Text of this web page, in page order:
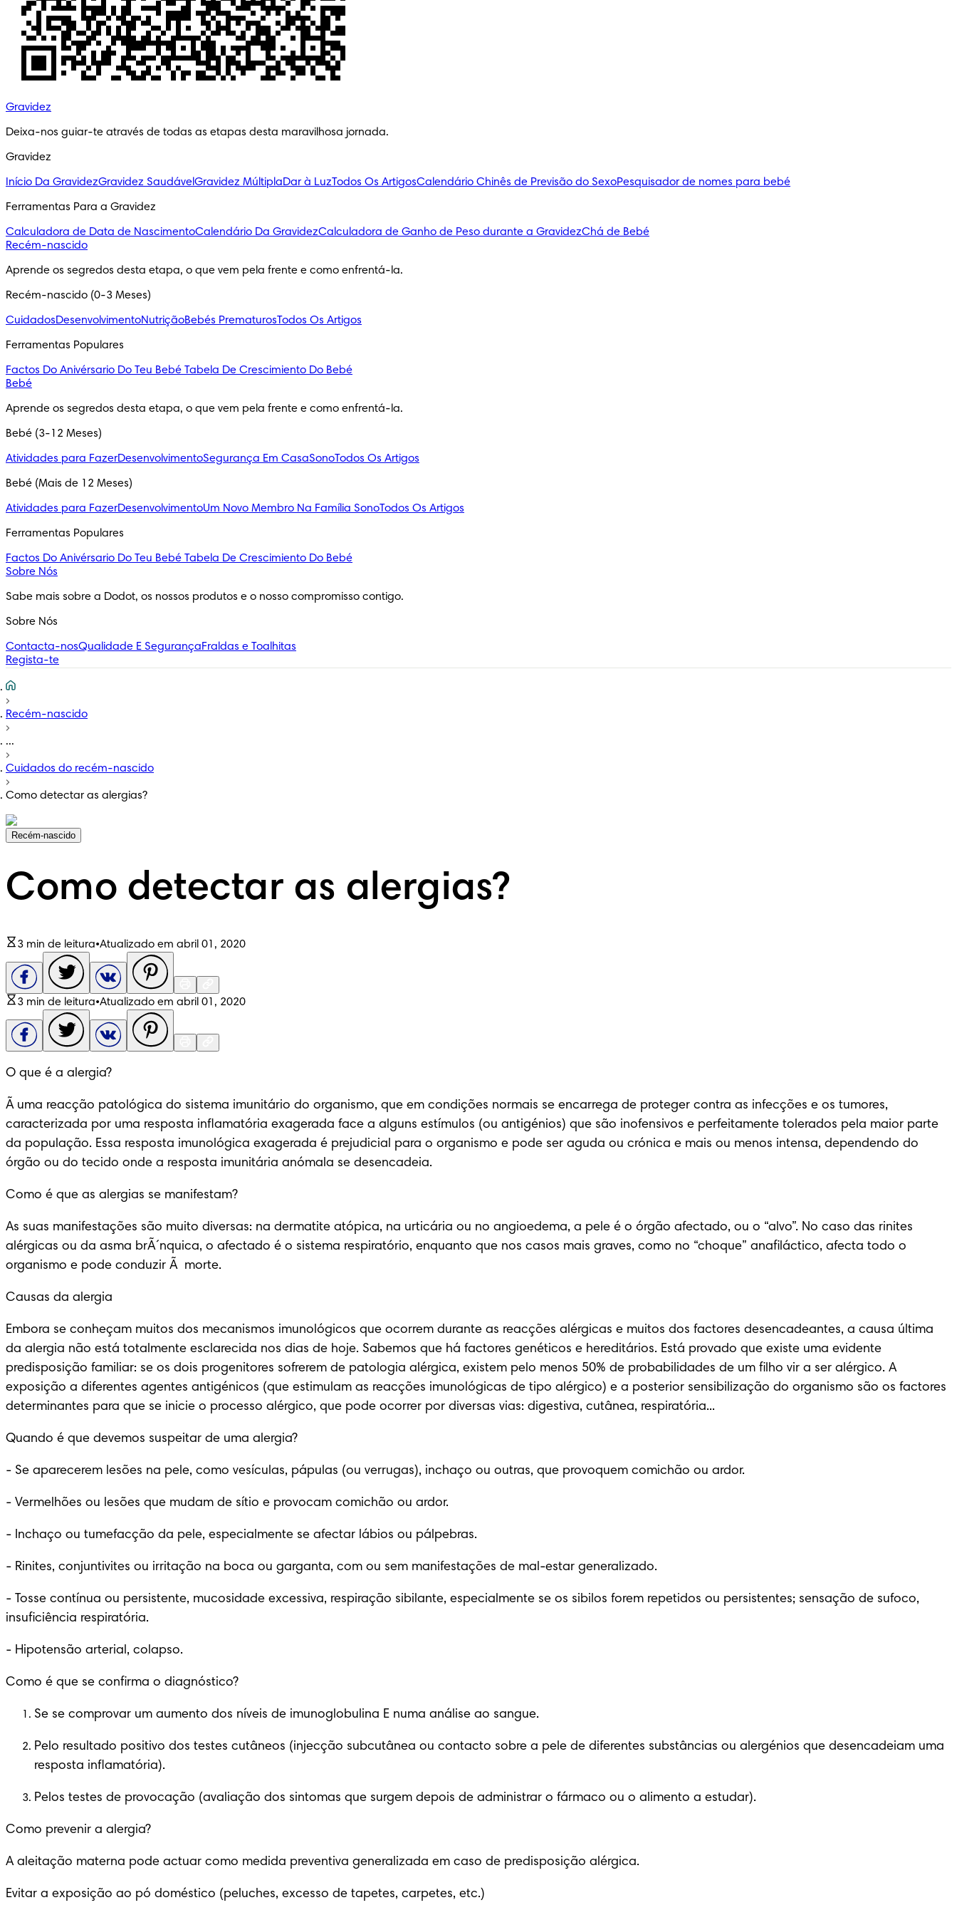
Gravidez
Deixa-nos guiar-te através de todas as etapas desta maravilhosa jornada.
Gravidez
Início Da GravidezGravidez SaudávelGravidez MúltiplaDar à LuzTodos Os ArtigosCalendário Chinês de Previsão do SexoPesquisador de nomes para bebé
Ferramentas Para a Gravidez
Calculadora de Data de NascimentoCalendário Da GravidezCalculadora de Ganho de Peso durante a GravidezChá de Bebé
Recém-nascido
Aprende os segredos desta etapa, o que vem pela frente e como enfrentá-la.
Recém-nascido (0-3 Meses)
CuidadosDesenvolvimentoNutriçãoBebés PrematurosTodos Os Artigos
Ferramentas Populares
Factos Do Anivérsario Do Teu Bebé Tabela De Crescimiento Do Bebé
Bebé
Aprende os segredos desta etapa, o que vem pela frente e como enfrentá-la.
Bebé (3-12 Meses)
Atividades para FazerDesenvolvimentoSegurança Em CasaSonoTodos Os Artigos
Bebé (Mais de 12 Meses)
Atividades para FazerDesenvolvimentoUm Novo Membro Na Família SonoTodos Os Artigos
Ferramentas Populares
Factos Do Anivérsario Do Teu Bebé Tabela De Crescimiento Do Bebé
Sobre Nós
Sabe mais sobre a Dodot, os nossos produtos e o nosso compromisso contigo.
Sobre Nós
Contacta-nosQualidade E SegurançaFraldas e Toalhitas
Regista-te
Recém-nascido
...
Cuidados do recém-nascido
Como detectar as alergias?
Recém-nascido
Como detectar as alergias?
3 min de leitura•Atualizado em abril 01, 2020
3 min de leitura•Atualizado em abril 01, 2020
O que é a alergia?
Ã uma reacção patológica do sistema imunitário do organismo, que em condições normais se encarrega de proteger contra as infecções e os tumores,
caracterizada por uma resposta inflamatória exagerada face a alguns estímulos (ou antigénios) que são inofensivos e perfeitamente tolerados pela maior parte
da população. Essa resposta imunológica exagerada é prejudicial para o organismo e pode ser aguda ou crónica e mais ou menos intensa, dependendo do
órgão ou do tecido onde a resposta imunitária anómala se desencadeia.
Como é que as alergias se manifestam?
As suas manifestações são muito diversas: na dermatite atópica, na urticária ou no angioedema, a pele é o órgão afectado, ou o “alvo”. No caso das rinites
alérgicas ou da asma brÃ´nquica, o afectado é o sistema respiratório, enquanto que nos casos mais graves, como no “choque” anafiláctico, afecta todo o
organismo e pode conduzir Ã  morte.
Causas da alergia
Embora se conheçam muitos dos mecanismos imunológicos que ocorrem durante as reacções alérgicas e muitos dos factores desencadeantes, a causa última
da alergia não está totalmente esclarecida nos dias de hoje. Sabemos que há factores genéticos e hereditários. Está provado que existe uma evidente
predisposição familiar: se os dois progenitores sofrerem de patologia alérgica, existem pelo menos 50% de probabilidades de um filho vir a ser alérgico. A
exposição a diferentes agentes antigénicos (que estimulam as reacções imunológicas de tipo alérgico) e a posterior sensibilização do organismo são os factores
determinantes para que se inicie o processo alérgico, que pode ocorrer por diversas vias: digestiva, cutânea, respiratória...
Quando é que devemos suspeitar de uma alergia?
- Se aparecerem lesões na pele, como vesículas, pápulas (ou verrugas), inchaço ou outras, que provoquem comichão ou ardor.
- Vermelhões ou lesões que mudam de sítio e provocam comichão ou ardor.
- Inchaço ou tumefacção da pele, especialmente se afectar lábios ou pálpebras.
- Rinites, conjuntivites ou irritação na boca ou garganta, com ou sem manifestações de mal-estar generalizado.
- Tosse contínua ou persistente, mucosidade excessiva, respiração sibilante, especialmente se os sibilos forem repetidos ou persistentes; sensação de sufoco,
insuficiência respiratória.
- Hipotensão arterial, colapso.
Como é que se confirma o diagnóstico?
Se se comprovar um aumento dos níveis de imunoglobulina E numa análise ao sangue.
Pelo resultado positivo dos testes cutâneos (injecção subcutânea ou contacto sobre a pele de diferentes substâncias ou alergénios que desencadeiam uma
resposta inflamatória).
Pelos testes de provocação (avaliação dos sintomas que surgem depois de administrar o fármaco ou o alimento a estudar).
Como prevenir a alergia?
A aleitação materna pode actuar como medida preventiva generalizada em caso de predisposição alérgica.
Evitar a exposição ao pó doméstico (peluches, excesso de tapetes, carpetes, etc.)